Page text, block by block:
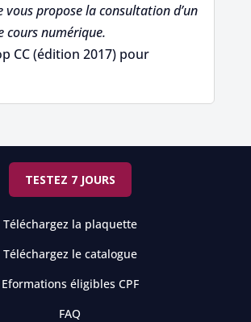
vous propose la consultation d’un
cours numérique.
CC (édition 2017) pour
TESTEZ 7 JOURS
Téléchargez la plaquette
Téléchargez le catalogue
Eformations éligibles CPF
FAQ